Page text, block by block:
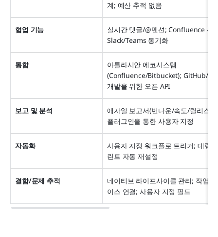
계; 예산 추적 없음
협업 기능
실시간 댓글/@멘션; Confluence 통
Slack/Teams 동기화
통합
아틀라시안 에코시스템
(Confluence/Bitbucket); GitHub/
개발을 위한 오픈 API
보고 및 분석
애자일 보고서(번다운/속도/릴리스
플러그인을 통한 사용자 지정
자동화
사용자 지정 워크플로 트리거; 대량
린트 자동 재설정
결함/문제 추적
네이티브 라이프사이클 관리; 작업/
이스 연결; 사용자 지정 필드